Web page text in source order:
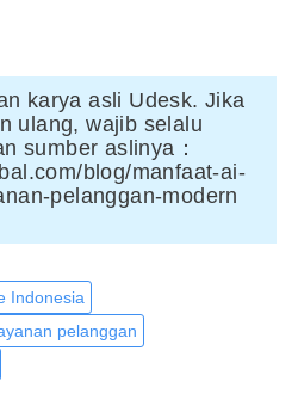
karya asli Udesk. Jika
ulang, wajib selalu
sumber aslinya：
blog/manfaat-ai-
pelanggan-modern
Indonesia
pelanggan